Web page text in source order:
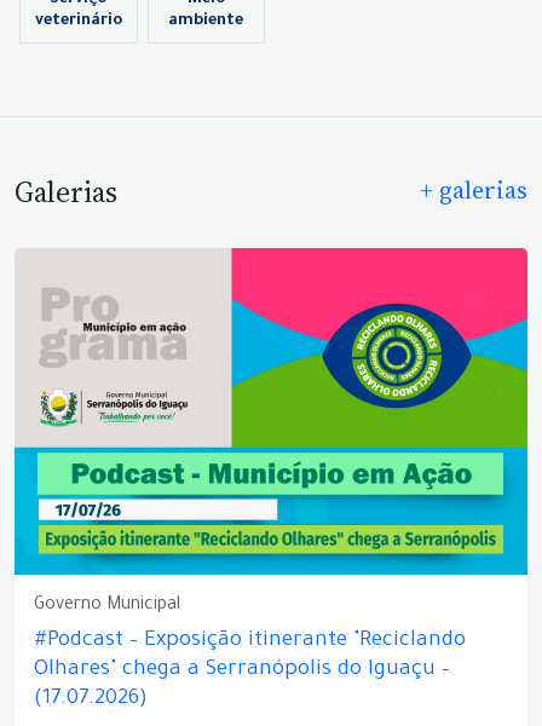
veterinário
ambiente
Galerias + galerias
Governo Municipal
#Podcast – Exposição itinerante "Reciclando
Olhares" chega a Serranópolis do Iguaçu –
(17.07.2026)